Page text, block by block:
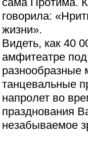
говорила:
жизни».
Видеть, как 40
амфитеатре
разнообразные
танцевальные
напролет во
празднования
незабываемое